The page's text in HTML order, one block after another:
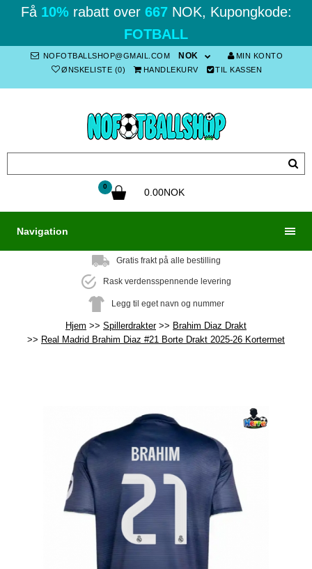
Få 10%rabatt over 667NOK, Kupongkode:
FOTBALL
NOFOTBALLSHOP@GMAIL.COM NOK
MIN KONTO
ØNSKELISTE (0)
HANDLEKURV TIL KASSEN
0
0.00NOK
Navigation
Gratis frakt på alle bestilling
Rask verdensspennende levering
Legg til eget navn og nummer
Hjem Spillerdrakter
Brahim Diaz Drakt
Real Madrid Brahim Diaz #21 Borte Drakt 2025-26 Kortermet